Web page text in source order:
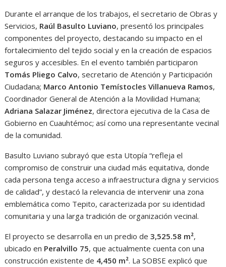
Durante el arranque de los trabajos, el secretario de Obras y
Servicios, Raúl Basulto Luviano, presentó los principales
componentes del proyecto, destacando su impacto en el
fortalecimiento del tejido social y en la creación de espacios
seguros y accesibles. En el evento también participaron
Tomás Pliego Calvo, secretario de Atención y Participación
Ciudadana; Marco Antonio Temístocles Villanueva Ramos,
Coordinador General de Atención a la Movilidad Humana;
Adriana Salazar Jiménez, directora ejecutiva de la Casa de
Gobierno en Cuauhtémoc; así como una representante vecinal
de la comunidad.
Basulto Luviano subrayó que esta Utopía “refleja el
compromiso de construir una ciudad más equitativa, donde
cada persona tenga acceso a infraestructura digna y servicios
de calidad”, y destacó la relevancia de intervenir una zona
emblemática como Tepito, caracterizada por su identidad
comunitaria y una larga tradición de organización vecinal.
El proyecto se desarrolla en un predio de3,525.58 m²,
ubicado en Peralvillo 75, que actualmente cuenta con una
construcción existente de 4,450 m². La SOBSE explicó que